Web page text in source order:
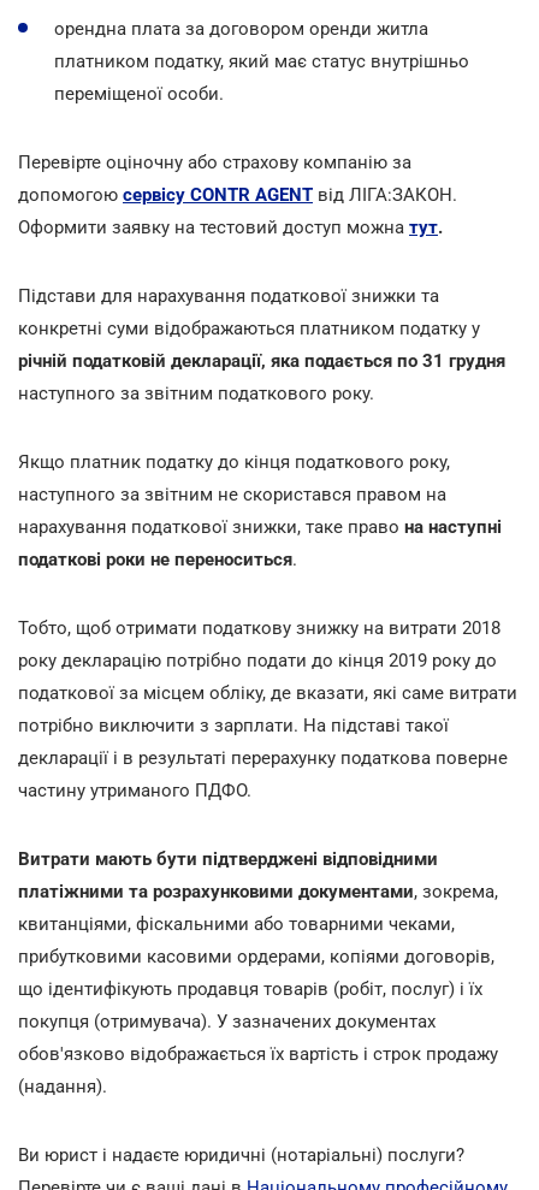
орендна плата за договором оренди житла
платником податку, який має статус внутрішньо
переміщеної особи.
Перевірте оціночну або страхову компанію за
допомогою сервісу CONTR AGENT від ЛІГА:ЗАКОН.
Оформити заявку на тестовий доступ можна тут.
Підстави для нарахування податкової знижки та
конкретні суми відображаються платником податку у
річній податковій декларації, яка подається по 31 грудня
наступного за звітним податкового року.
Якщо платник податку до кінця податкового року,
наступного за звітним не скористався правом на
нарахування податкової знижки, таке право на наступні
податкові роки не переноситься.
Тобто, щоб отримати податкову знижку на витрати 2018
року декларацію потрібно подати до кінця 2019 року до
податкової за місцем обліку, де вказати, які саме витрати
потрібно виключити з зарплати. На підставі такої
декларації і в результаті перерахунку податкова поверне
частину утриманого ПДФО.
Витрати мають бути підтверджені відповідними
платіжними та розрахунковими документами, зокрема,
квитанціями, фіскальними або товарними чеками,
прибутковими касовими ордерами, копіями договорів,
що ідентифікують продавця товарів (робіт, послуг) і їх
покупця (отримувача). У зазначених документах
обов'язково відображається їх вартість і строк продажу
(надання).
Ви юрист і надаєте юридичні (нотаріальні) послуги?